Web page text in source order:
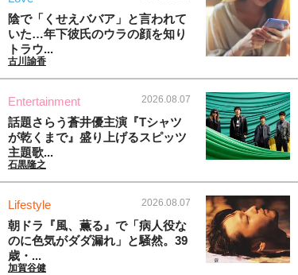
陰で「くせえババア」と言われて
いた…年下彼氏のウラの顔を知り
トラウ...
古川諭香
Entertainment 2026.08.07
話題さらう蒼井優主演『Tシャツ
が乾くまで』盛り上げるスピッツ
主題歌...
石黒隆之
Lifestyle 2026.08.07
朝ドラ『風、薫る』で「病人役な
のに色気がダダ漏れ」と騒然。39
歳・...
加賀谷健